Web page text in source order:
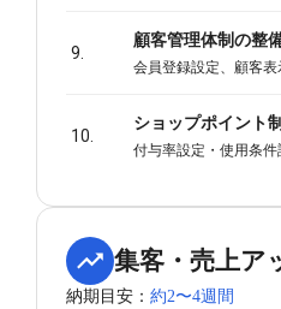
9.
顧客管理体制の整
会員登録設定、顧客表
10.
ショップポイント
付与率設定・使用条件
集客・売上ア
納期目安：約2〜4週間